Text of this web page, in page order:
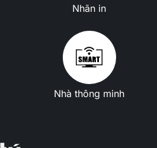
Nhãn in
Nhà thông minh